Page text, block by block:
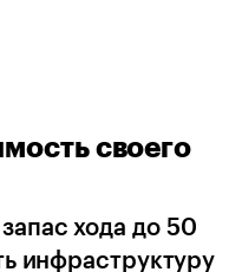
Omoda
своего
хода до 50
инфраструктуру